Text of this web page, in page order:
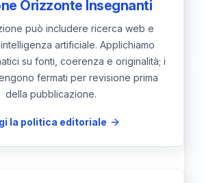
Orizzonte Insegnanti
può includere ricerca web e
artificiale. Applichiamo
su fonti, coerenza e originalità; i
fermati per revisione prima
della pubblicazione.
la politica editoriale